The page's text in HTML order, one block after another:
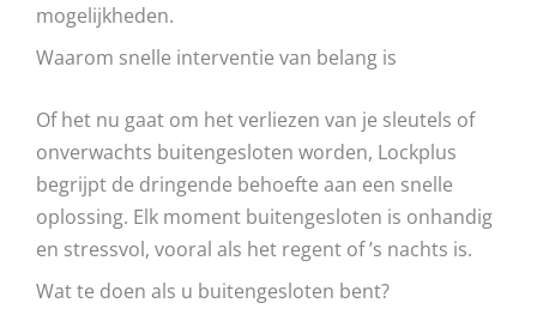
mogelijkheden.
Waarom snelle interventie van belang is
Of het nu gaat om het verliezen van je sleutels of
onverwachts buitengesloten worden, Lockplus
begrijpt de dringende behoefte aan een snelle
oplossing. Elk moment buitengesloten is onhandig
en stressvol, vooral als het regent of ’s nachts is.
Wat te doen als u buitengesloten bent?